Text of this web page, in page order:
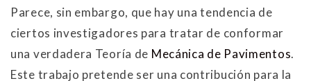
Parece, sin embargo, que hay una tendencia de
ciertos investigadores para tratar de conformar
una verdadera Teoría de Mecánica de Pavimentos.
Este trabajo pretende ser una contribución para la